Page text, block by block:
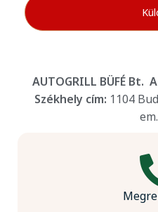
AUTOGRILL BÜFÉ Bt.
Székhely cím: 1104